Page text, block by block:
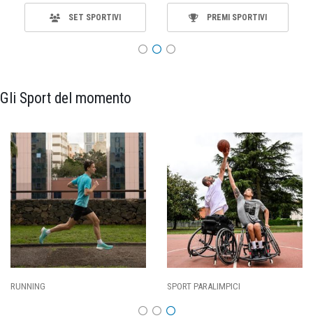
SET SPORTIVI PREMI SPORTIVI
Gli Sport del momento
BASKET